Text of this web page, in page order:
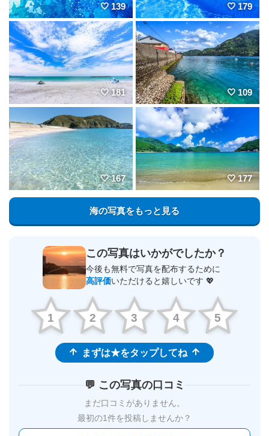
139 179
181 109
167 177
海の写真をもっと見る
この写真はいかがでしたか？
今後も無料で写真を配布するために
高評価いただけると嬉しいです 💖
1 2 3 4 5
まずは★をタップしてね
💬 この写真の口コミ
まだ口コミがありません。
最初の1件を投稿しませんか？